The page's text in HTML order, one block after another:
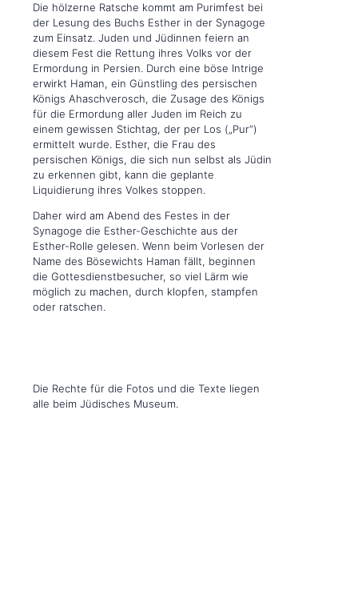
Die hölzerne Ratsche kommt am Purimfest bei
der Lesung des Buchs Esther in der Synagoge
zum Einsatz. Juden und Jüdinnen feiern an
diesem Fest die Rettung ihres Volks vor der
Ermordung in Persien. Durch eine böse Intrige
erwirkt Haman, ein Günstling des persischen
Königs Ahaschverosch, die Zusage des Königs
für die Ermordung aller Juden im Reich zu
einem gewissen Stichtag, der per Los („Pur“)
ermittelt wurde. Esther, die Frau des
persischen Königs, die sich nun selbst als Jüdin
zu erkennen gibt, kann die geplante
Liquidierung ihres Volkes stoppen.
Daher wird am Abend des Festes in der
Synagoge die Esther-Geschichte aus der
Esther-Rolle gelesen. Wenn beim Vorlesen der
Name des Bösewichts Haman fällt, beginnen
die Gottesdienstbesucher, so viel Lärm wie
möglich zu machen, durch klopfen, stampfen
oder ratschen.
Die Rechte für die Fotos und die Texte liegen
alle beim Jüdisches Museum.